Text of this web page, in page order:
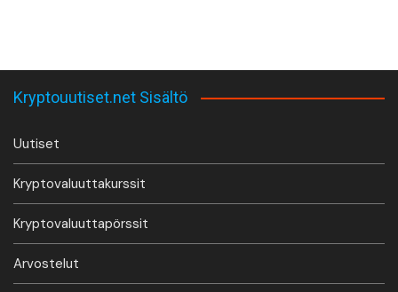
Kryptouutiset.net Sisältö
Uutiset
Kryptovaluuttakurssit
Kryptovaluuttapörssit
Arvostelut